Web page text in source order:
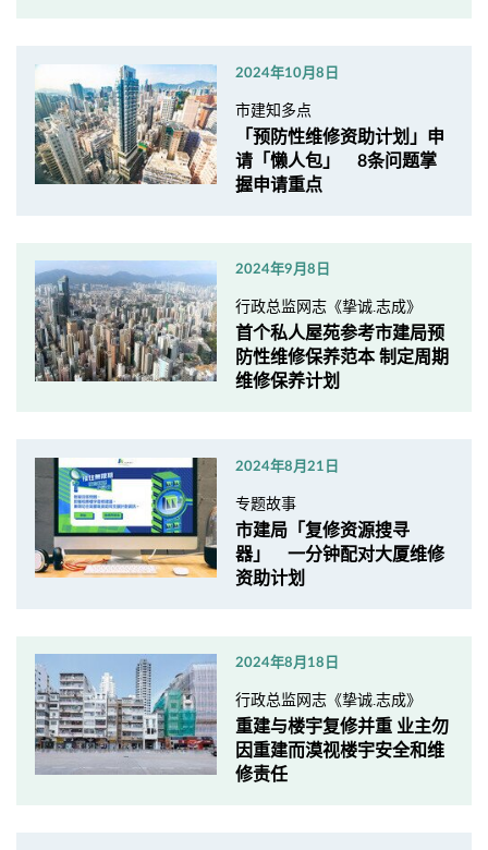
2024年10月8日
市建知多点
「预防性维修资助计划」申
请「懒人包」 8条问题掌
握申请重点
2024年9月8日
行政总监网志《挚诚.志成》
首个私人屋苑参考市建局预
防性维修保养范本 制定周期
维修保养计划
2024年8月21日
专题故事
市建局「复修资源搜寻
器」 一分钟配对大厦维修
资助计划
2024年8月18日
行政总监网志《挚诚.志成》
重建与楼宇复修并重 业主勿
因重建而漠视楼宇安全和维
修责任